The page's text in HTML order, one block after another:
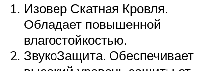
Изовер Скатная Кровля.
Обладает повышенной
влагостойкостью.
ЗвукоЗащита. Обеспечивает